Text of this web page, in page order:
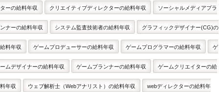
ターの給料年収 クリエイティブディレクターの給料年収 ソーシャルメディアプラ
ンナーの給料年収 システム監査技術者の給料年収 グラフィックデザイナー(CG)の
給料年収 ゲームプロデューサーの給料年収 ゲームプログラマーの給料年収 ゲ
ームデザイナーの給料年収 ゲームプランナーの給料年収 ゲームクリエイターの給
料年収 ウェブ解析士（Webアナリスト）の給料年収 webディレクターの給料年